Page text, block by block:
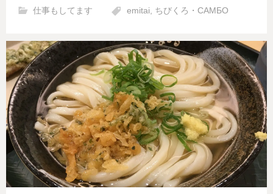
仕事もしてます emitai, ちびくろ・САМБО